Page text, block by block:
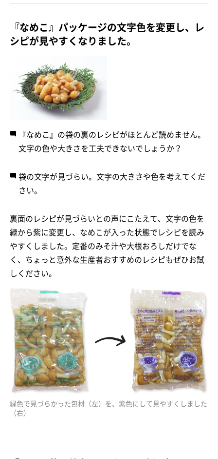
『なめこ』パッケージの文字色を変更し、レ
シピが見やすくなりました。
『なめこ』の袋の裏のレシピがほとんど読めません。
文字の色や大きさを工夫できないでしょうか？
袋の文字が見づらい。文字の大きさや色を考えてくだ
さい。
裏面のレシピが見づらいとの声にこたえて、文字の色を
緑から紫に変更し、なめこが入った状態でレシピを読み
やすくしました。定番のみそ汁や大根おろしだけでな
く、ちょっと意外な生産者おすすめのレシピもぜひお試
しください。
緑色で見づらかった包材（左）を、紫色にして見やすくしました
（右）